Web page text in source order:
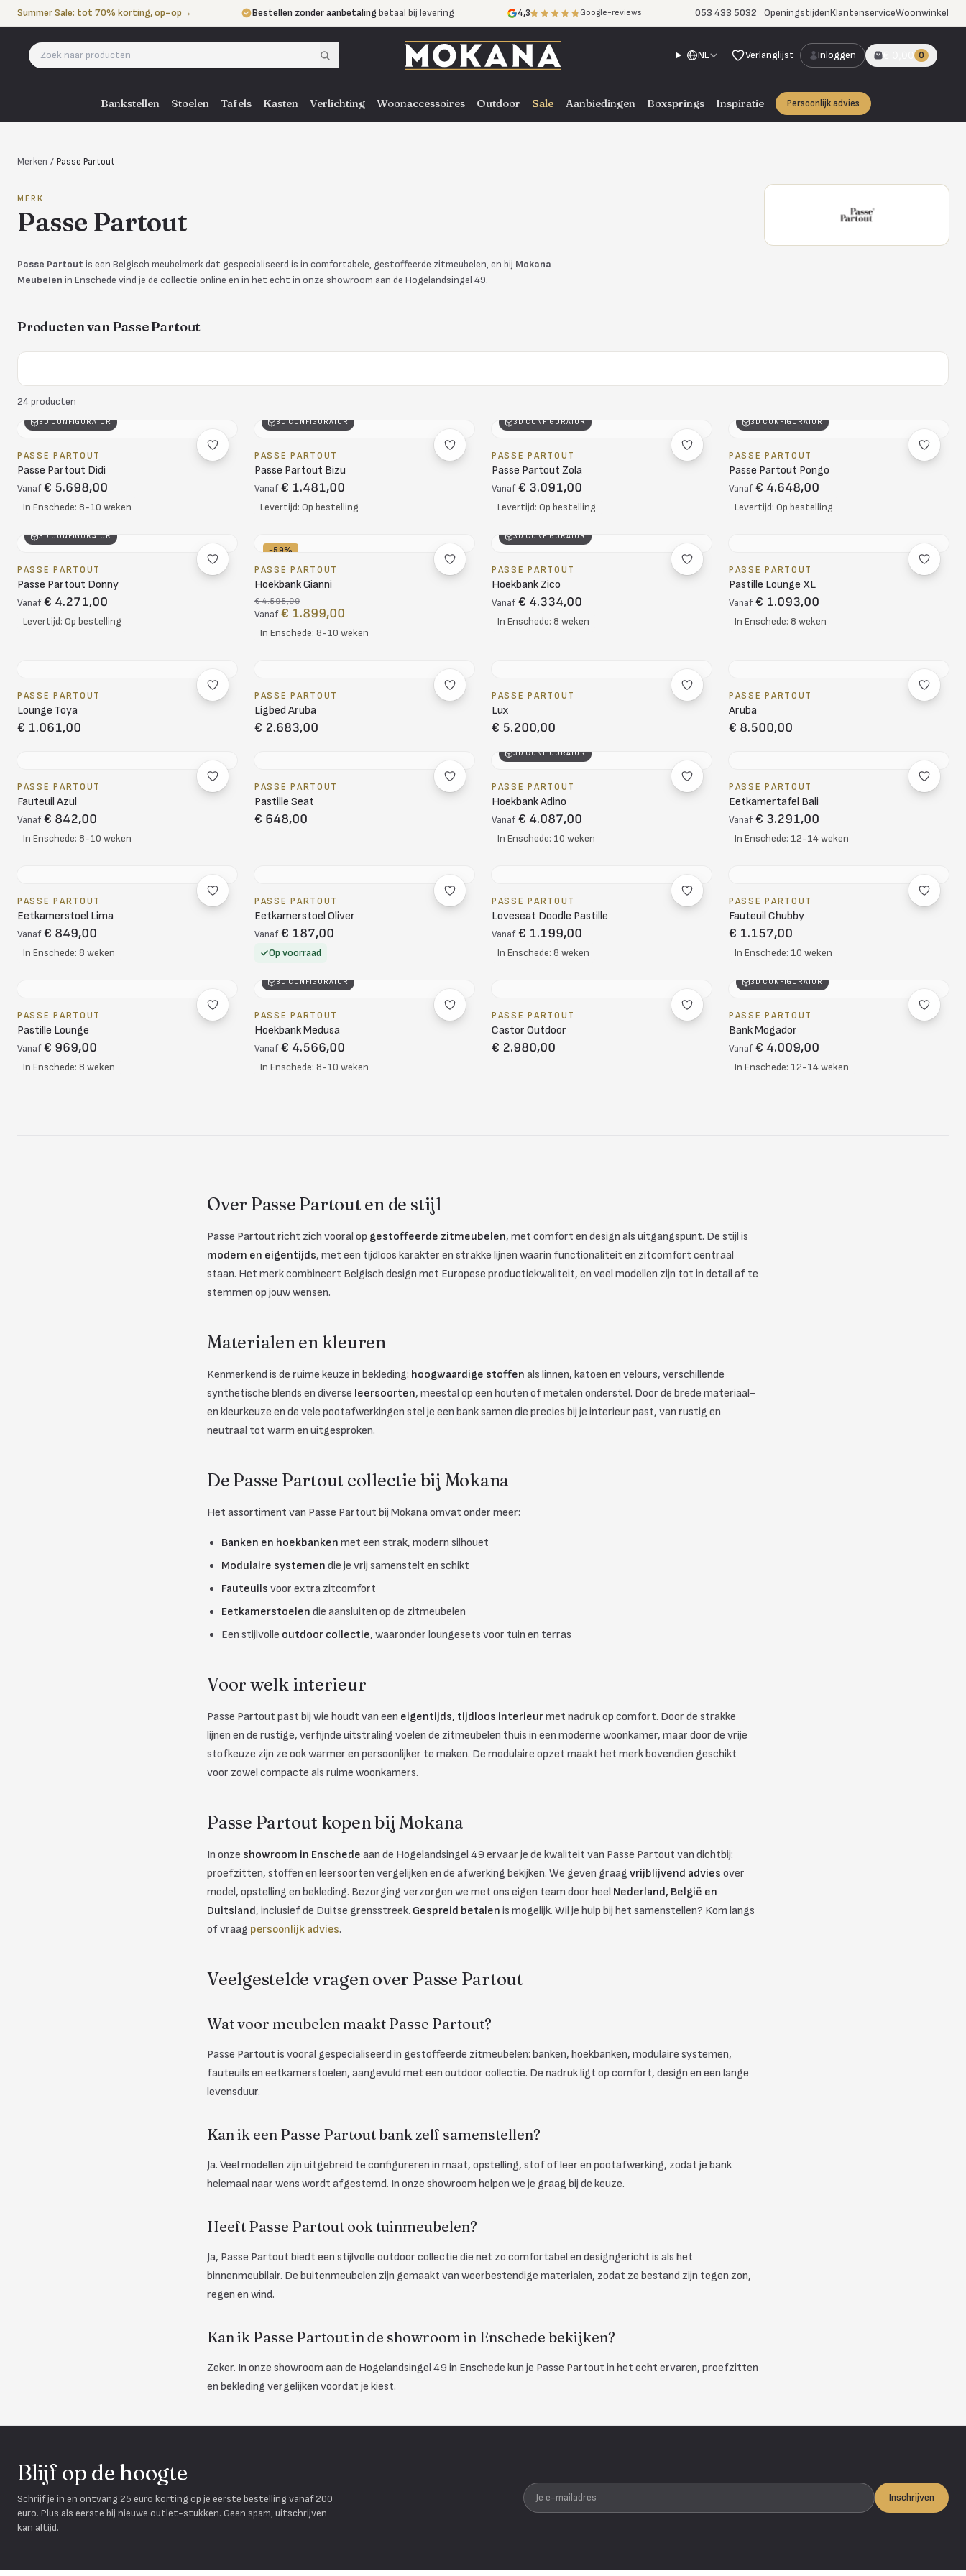
Naar de inhoud
Summer Sale: tot 70% korting, op=op→ Bestellen zonder aanbetaling betaal bij levering
Eigen bezorgdienst door heel NL, BE en DE
4,3 Google-reviews 053 433 5032 OpeningstijdenKlantenserviceWoonwinkel
NL Verlanglijst Inloggen € 0,00 0
Bankstellen Stoelen Tafels Kasten Verlichting Woonaccessoires Outdoor Sale Aanbiedingen Boxsprings Inspiratie Persoonlijk advies
Merken / Passe Partout
MERK
Passe Partout
Passe Partout is een Belgisch meubelmerk dat gespecialiseerd is in comfortabele, gestoffeerde zitmeubelen, en bij Mokana
Meubelen in Enschede vind je de collectie online en in het echt in onze showroom aan de Hogelandsingel 49.
Producten vanPasse Partout
24producten
3D CONFIGURATOR
PASSE PARTOUT
Passe Partout Didi
Vanaf € 5.698,00
In Enschede: 8-10 weken
3D CONFIGURATOR
PASSE PARTOUT
Passe Partout Bizu
Vanaf € 1.481,00
Levertijd: Op bestelling
3D CONFIGURATOR
PASSE PARTOUT
Passe Partout Zola
Vanaf € 3.091,00
Levertijd: Op bestelling
3D CONFIGURATOR
PASSE PARTOUT
Passe Partout Pongo
Vanaf € 4.648,00
Levertijd: Op bestelling
3D CONFIGURATOR
PASSE PARTOUT
Passe Partout Donny
Vanaf € 4.271,00
Levertijd: Op bestelling
-59%
PASSE PARTOUT
Hoekbank Gianni
€ 4.595,00
Vanaf € 1.899,00
In Enschede: 8-10 weken
3D CONFIGURATOR
PASSE PARTOUT
Hoekbank Zico
Vanaf € 4.334,00
In Enschede: 8 weken
PASSE PARTOUT
Pastille Lounge XL
Vanaf € 1.093,00
In Enschede: 8 weken
PASSE PARTOUT
Lounge Toya
€ 1.061,00
PASSE PARTOUT
Ligbed Aruba
€ 2.683,00
PASSE PARTOUT
Lux
€ 5.200,00
PASSE PARTOUT
Aruba
€ 8.500,00
PASSE PARTOUT
Fauteuil Azul
Vanaf € 842,00
In Enschede: 8-10 weken
PASSE PARTOUT
Pastille Seat
€ 648,00
3D CONFIGURATOR
PASSE PARTOUT
Hoekbank Adino
Vanaf € 4.087,00
In Enschede: 10 weken
PASSE PARTOUT
Eetkamertafel Bali
Vanaf € 3.291,00
In Enschede: 12-14 weken
PASSE PARTOUT
Eetkamerstoel Lima
Vanaf € 849,00
In Enschede: 8 weken
PASSE PARTOUT
Eetkamerstoel Oliver
Vanaf € 187,00
Op voorraad
PASSE PARTOUT
Loveseat Doodle Pastille
Vanaf € 1.199,00
In Enschede: 8 weken
PASSE PARTOUT
Fauteuil Chubby
€ 1.157,00
In Enschede: 10 weken
PASSE PARTOUT
Pastille Lounge
Vanaf € 969,00
In Enschede: 8 weken
3D CONFIGURATOR
PASSE PARTOUT
Hoekbank Medusa
Vanaf € 4.566,00
In Enschede: 8-10 weken
PASSE PARTOUT
Castor Outdoor
€ 2.980,00
3D CONFIGURATOR
PASSE PARTOUT
Bank Mogador
Vanaf € 4.009,00
In Enschede: 12-14 weken
Over Passe Partout en de stijl
Passe Partout richt zich vooral op gestoffeerde zitmeubelen, met comfort en design als uitgangspunt. De stijl is
modern en eigentijds, met een tijdloos karakter en strakke lijnen waarin functionaliteit en zitcomfort centraal
staan. Het merk combineert Belgisch design met Europese productiekwaliteit, en veel modellen zijn tot in detail af te
stemmen op jouw wensen.
Materialen en kleuren
Kenmerkend is de ruime keuze in bekleding: hoogwaardige stoffen als linnen, katoen en velours, verschillende
synthetische blends en diverse leersoorten, meestal op een houten of metalen onderstel. Door de brede materiaal-
en kleurkeuze en de vele pootafwerkingen stel je een bank samen die precies bij je interieur past, van rustig en
neutraal tot warm en uitgesproken.
De Passe Partout collectie bij Mokana
Het assortiment van Passe Partout bij Mokana omvat onder meer:
Banken en hoekbanken met een strak, modern silhouet
Modulaire systemen die je vrij samenstelt en schikt
Fauteuils voor extra zitcomfort
Eetkamerstoelen die aansluiten op de zitmeubelen
Een stijlvolle outdoor collectie, waaronder loungesets voor tuin en terras
Voor welk interieur
Passe Partout past bij wie houdt van een eigentijds, tijdloos interieurmet nadruk op comfort. Door de strakke
lijnen en de rustige, verfijnde uitstraling voelen de zitmeubelen thuis in een moderne woonkamer, maar door de vrije
stofkeuze zijn ze ook warmer en persoonlijker te maken. De modulaire opzet maakt het merk bovendien geschikt
voor zowel compacte als ruime woonkamers.
Passe Partout kopen bij Mokana
In onze showroom in Enschede aan de Hogelandsingel 49 ervaar je de kwaliteit van Passe Partout van dichtbij:
proefzitten, stoffen en leersoorten vergelijken en de afwerking bekijken. We geven graag vrijblijvend advies over
model, opstelling en bekleding. Bezorging verzorgen we met ons eigen team door heel Nederland, België en
Duitsland, inclusief de Duitse grensstreek. Gespreid betalen is mogelijk. Wil je hulp bij het samenstellen? Kom langs
of vraag persoonlijk advies.
Veelgestelde vragen over Passe Partout
Wat voor meubelen maakt Passe Partout?
Passe Partout is vooral gespecialiseerd in gestoffeerde zitmeubelen: banken, hoekbanken, modulaire systemen,
fauteuils en eetkamerstoelen, aangevuld met een outdoor collectie. De nadruk ligt op comfort, design en een lange
levensduur.
Kan ik een Passe Partout bank zelf samenstellen?
Ja. Veel modellen zijn uitgebreid te configureren in maat, opstelling, stof of leer en pootafwerking, zodat je bank
helemaal naar wens wordt afgestemd. In onze showroom helpen we je graag bij de keuze.
Heeft Passe Partout ook tuinmeubelen?
Ja, Passe Partout biedt een stijlvolle outdoor collectie die net zo comfortabel en designgericht is als het
binnenmeubilair. De buitenmeubelen zijn gemaakt van weerbestendige materialen, zodat ze bestand zijn tegen zon,
regen en wind.
Kan ik Passe Partout in de showroom in Enschede bekijken?
Zeker. In onze showroom aan de Hogelandsingel 49 in Enschede kun je Passe Partout in het echt ervaren, proefzitten
en bekleding vergelijken voordat je kiest.
Blijf op de hoogte
Schrijf je in en ontvang 25 euro korting op je eerste bestelling vanaf 200
euro. Plus als eerste bij nieuwe outlet-stukken. Geen spam, uitschrijven
kan altijd.
Je e-mailadres
Inschrijven